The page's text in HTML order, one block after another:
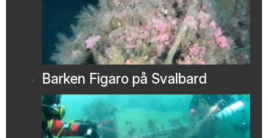
Barken Figaro på Svalbard